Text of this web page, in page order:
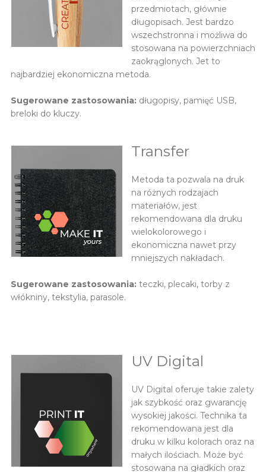
przedmiotach, głównie
długopisach. Jest bardzo
wszechstronna i możliwa do
stosowana na powierzchniach
zaokrąglonych. Jet to
najbardziej ekonomiczna metoda.
Sugerowane zastosowania:długopisy, pamięć USB,
breloki do kluczy.
Transfer
Metoda ta pozwala na druk
na różnych rodzajach
materiałów, jest
rekomendowana dla druku
wielokolorowego i
ekonomiczna nawet przy
mniejszych nakładach.
Sugerowane zastosowania:teczki, plecaki, torby z
włókniny, tekstylia, parasole.
UV Digital
UV Digital oferuje takie zalety
jak szybkość oraz gwarancję
wysokiej jakości. Technika ta
rekomendowana jest dla
druku w kilku kolorach oraz na
małych ilościach. Może być
stosowana na gładkich oraz